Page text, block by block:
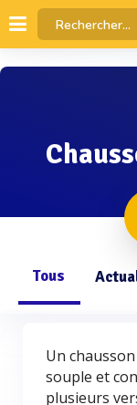
Tous
Un
souple et
plusieurs